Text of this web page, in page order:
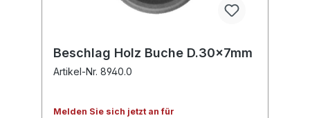
Beschlag Holz Buche D.30x7mm
Artikel-Nr. 8940.0
Melden Sie sich jetzt an für